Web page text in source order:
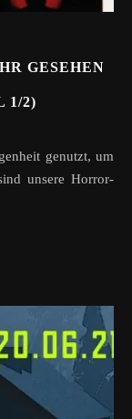
GESEHEN
1/2)
unsere Horror-